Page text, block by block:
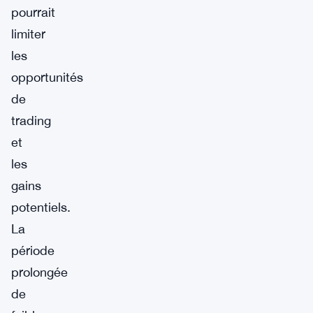
pourrait
limiter
les
opportunités
de
trading
et
les
gains
potentiels.
La
période
prolongée
de